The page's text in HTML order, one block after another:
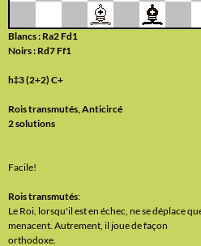
Blancs : Ra2 Fd1
Noirs : Rd7 Ff1
h‡3 (2+2) C+
Rois transmutés, Anticircé
2 solutions
Facile!
Rois transmutés:
Le Roi, lorsqu'il est en échec, ne se déplace
menacent. Autrement, il joue de façon
orthodoxe.